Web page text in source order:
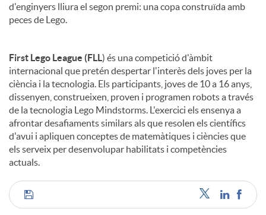
d'enginyers lliura el segon premi: una copa construïda amb
peces de Lego.
First Lego League (FLL) és una competició d'àmbit
internacional que pretén despertar l'interès dels joves per la
ciència i la tecnologia. Els participants, joves de 10 a 16 anys,
dissenyen, construeixen, proven i programen robots a través
de la tecnologia Lego Mindstorms. L'exercici els ensenya a
afrontar desafiaments similars als que resolen els científics
d'avui i apliquen conceptes de matemàtiques i ciències que
els serveix per desenvolupar habilitats i competències
actuals.